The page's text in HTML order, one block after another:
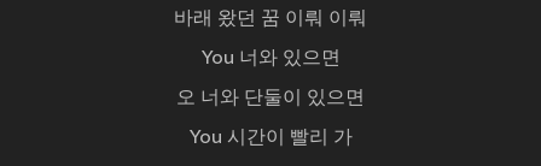
바래 왔던 꿈 이뤄 이뤄
You 너와 있으면
오 너와 단둘이 있으면
You 시간이 빨리 가